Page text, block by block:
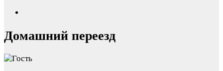
Домашний переезд